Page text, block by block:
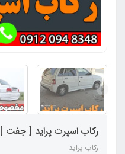
رکاب اسپرت پراید [ جفت ]
رکاب پراید